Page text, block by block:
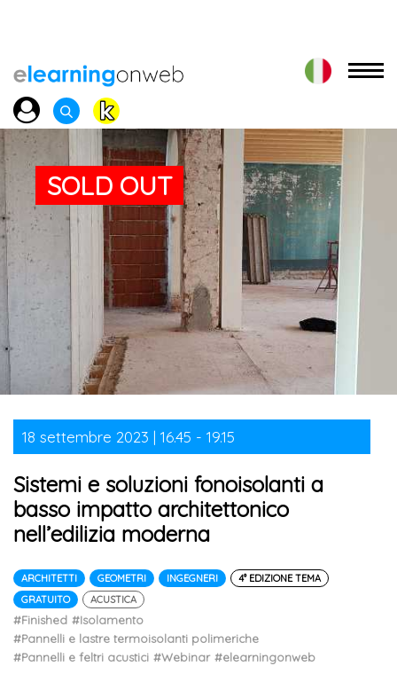
SOLD OUT
18 settembre 2023 | 16.45 - 19.15
Sistemi e soluzioni fonoisolanti a
basso impatto architettonico
nell’edilizia moderna
ARCHITETTI GEOMETRI INGEGNERI
4° EDIZIONE TEMA
GRATUITO
ACUSTICA
#Finished #Isolamento
#Pannelli e lastre termoisolanti polimeriche
#Pannelli e feltri acustici #Webinar #elearningonweb